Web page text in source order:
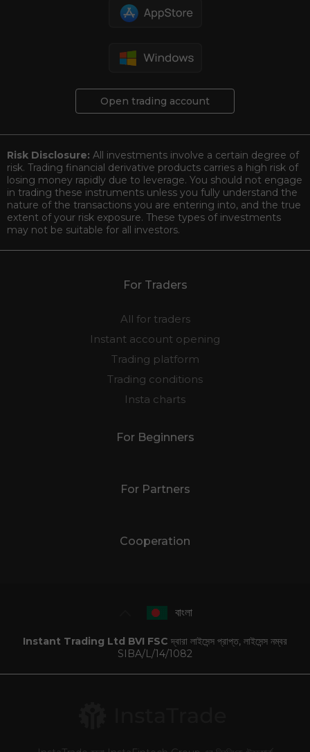
Open trading account
Risk Disclosure: All investments involve a certain degree of
risk. Trading financial derivative products carries a high risk of
losing money rapidly due to leverage. You should not engage
in trading these instruments unless you fully understand the
nature of the transactions you are entering into, and the true
extent of your risk exposure. These types of investments
may not be suitable for all investors.
For Traders
All for traders
Instant account opening
Trading platform
Trading conditions
Insta charts
For Beginners
For Partners
Cooperation
বাংলা
Instant Trading Ltd BVI FSC দ্বারা লাইসেন্স প্রাপ্ত, লাইসেন্স নম্বর
SIBA/L/14/1082